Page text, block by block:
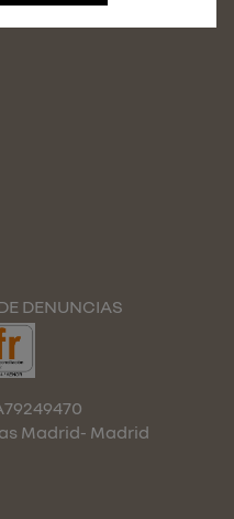
DENUNCIAS
Madrid- Madrid